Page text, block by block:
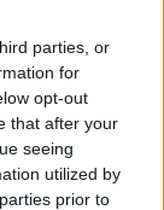
parties, or
for
opt-out
that after your
seeing
utilized by
prior to